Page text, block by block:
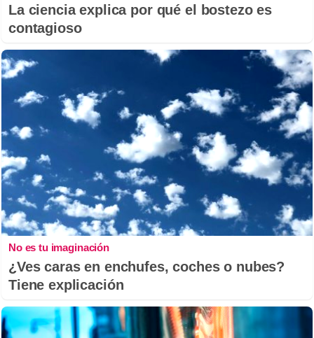
La ciencia explica por qué el bostezo es
contagioso
No es tu imaginación
¿Ves caras en enchufes, coches o nubes?
Tiene explicación